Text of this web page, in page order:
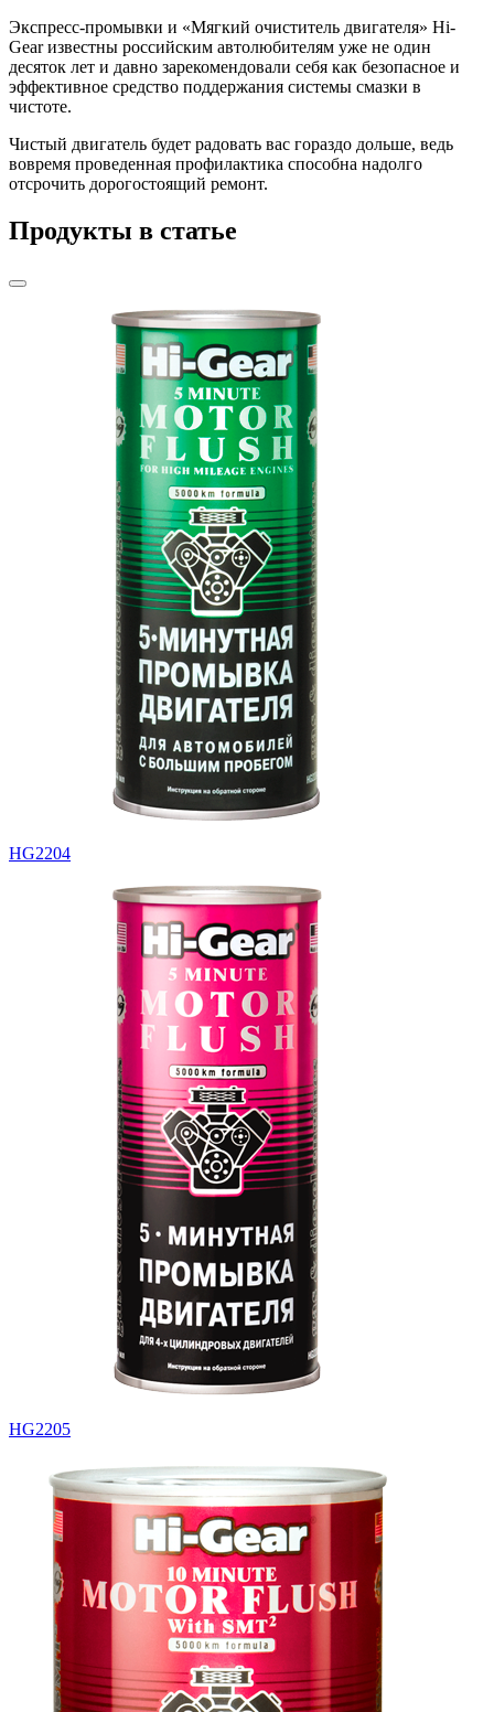
Экспресс-промывки и «Мягкий очиститель двигателя» Hi-
Gear известны российским автолюбителям уже не один
десяток лет и давно зарекомендовали себя как безопасное и
эффективное средство поддержания системы смазки в
чистоте.
Чистый двигатель будет радовать вас гораздо дольше, ведь
вовремя проведенная профилактика способна надолго
отсрочить дорогостоящий ремонт.
Продукты в статье
HG2204
HG2205